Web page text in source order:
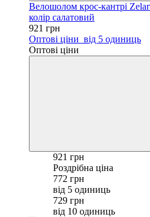
Велошолом крос-кантрі
колір салатовий
921 грн
Оптові ціни від 5 одиниць
Оптові ціни
921 грн
Роздрібна ціна
772 грн
від 5 одиниць
729 грн
від 10 одиниць